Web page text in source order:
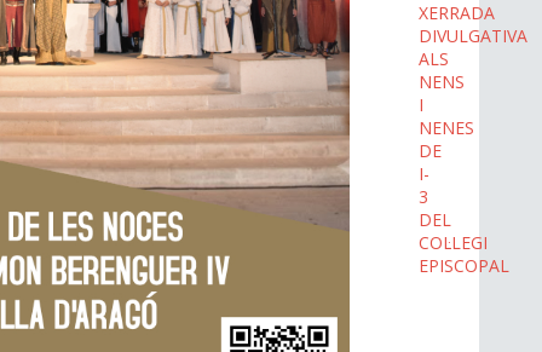
XERRADA
DIVULGATIVA
ALS
NENS
I
NENES
DE
I-
3
DEL
COL·LEGI
EPISCOPAL